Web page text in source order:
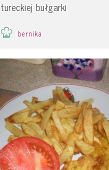
tureckiej bułgarki
bernika